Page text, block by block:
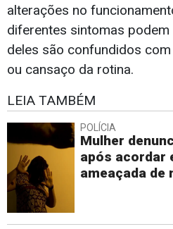
alterações no
diferentes sintomas
deles são confundidos
ou cansaço da rotina.
LEIA TAMBÉM
POLÍCIA
Mulher
após acordar
ameaçada de